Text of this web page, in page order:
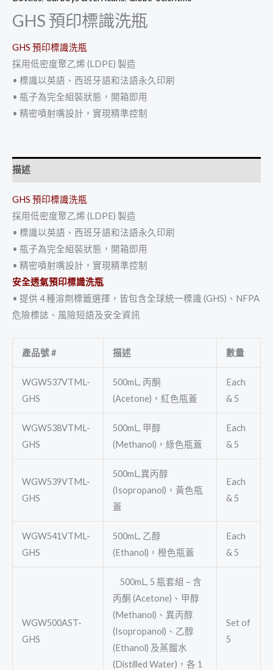
GHS 預印標識洗瓶
GHS 預印標識洗瓶
採用低密度聚乙烯 (LDPE) 製造
• 標識以英語、西班牙語和法語永久印刷
• 瓶子為完全組裝狀態，開箱即用
• 精密噴射嘴設計，實現精準控制
描述
GHS 預印標識洗瓶
採用低密度聚乙烯 (LDPE) 製造
• 標識以英語、西班牙語和法語永久印刷
• 瓶子為完全組裝狀態，開箱即用
• 精密噴射嘴設計，實現精準控制
安全透氣預印標識洗瓶
• 提供 4 種溶劑標籤選擇，皆包含全球統一標識 (GHS)、NFPA
危險標誌、風險短語及安全資訊
產品號# 描述 數量
WGW537VTML-
GHS
500mL, 丙酮
(Acetone)，紅色瓶蓋
Each
& 5
WGW538VTML-
GHS
500mL, 甲醇
(Methanol)，綠色瓶蓋
Each
& 5
WGW539VTML-
GHS
500mL,異丙醇
(Isopropanol)，黃色瓶
蓋
Each
& 5
WGW541VTML-
GHS
500mL, 乙醇
(Ethanol)，橙色瓶蓋
Each
& 5
WGW500AST-
GHS
500mL, 5 瓶套組 – 含
丙酮 (Acetone)、甲醇
(Methanol)、異丙醇
(Isopropanol)、乙醇
(Ethanol) 及蒸餾水
(Distilled Water)，各 1
Set of
5